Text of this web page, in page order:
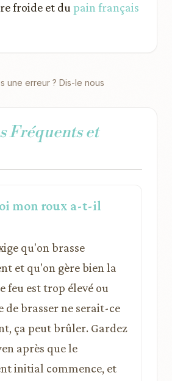
froide et du pain français
une erreur ? Dis-le nous
Fréquents et
mon roux a-t-il
qu'on brasse
et qu'on gère bien la
feu est trop élevé ou
de brasser ne serait-ce
ça peut brûler. Gardez
après que le
initial commence, et